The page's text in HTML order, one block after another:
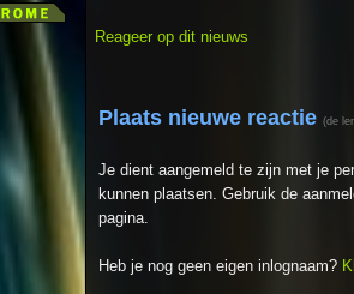
Reageer op dit nieuws
Plaats nieuwe reactie (de
Je dient aangemeld te zijn met je
kunnen plaatsen. Gebruik de
pagina.
Heb je nog geen eigen inlognaam?